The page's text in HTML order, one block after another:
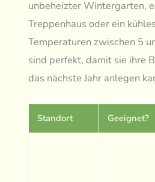
unbeheizter Wintergarten,
Treppenhaus oder ein
Temperaturen zwischen 5
sind perfekt, damit sie ihre
das nächste Jahr anlegen
Standort Geeignet?